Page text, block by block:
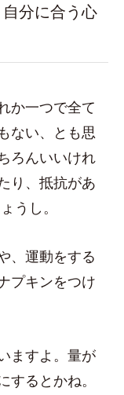
分に合う心
か一つで全て
ない、とも思
ろんいいけれ
り、抵抗があ
うし。
、運動をする
プキンをつけ
ますよ。量が
るとかね。